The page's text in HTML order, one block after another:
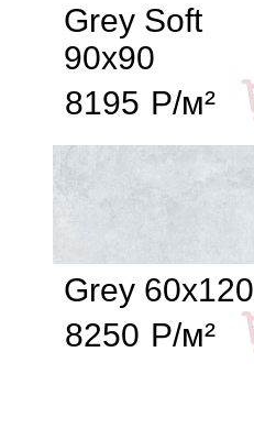
Grey Soft
90x90
8195 Р/м²
Grey 60x120
8250 Р/м²